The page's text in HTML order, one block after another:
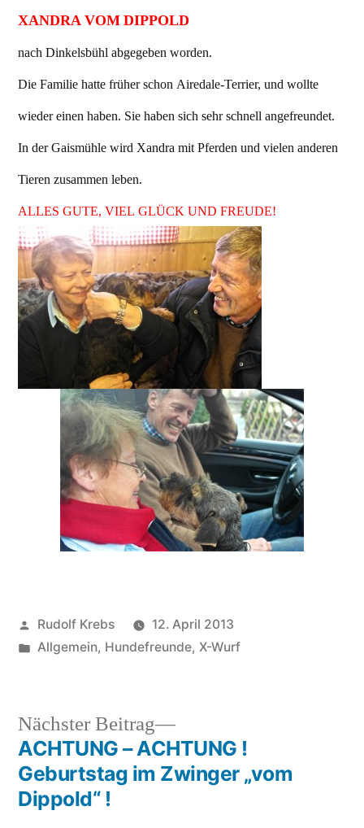
XANDRA VOM DIPPOLD
nach Dinkelsbühl abgegeben worden.
Die Familie hatte früher schon Airedale-Terrier, und wollte
wieder einen haben. Sie haben sich sehr schnell angefreundet.
In der Gaismühle wird Xandra mit Pferden und vielen anderen
Tieren zusammen leben.
ALLES GUTE, VIEL GLÜCK UND FREUDE!
Veröffentlicht
von
Rudolf Krebs
12. April 2013
Veröffentlicht
Allgemein, Hundefreunde, X-Wurf
Beitragsnavigation
Nächster Beitrag
Nächster
Beitrag:
ACHTUNG – ACHTUNG !
Geburtstag im Zwinger „vom
Dippold“ !